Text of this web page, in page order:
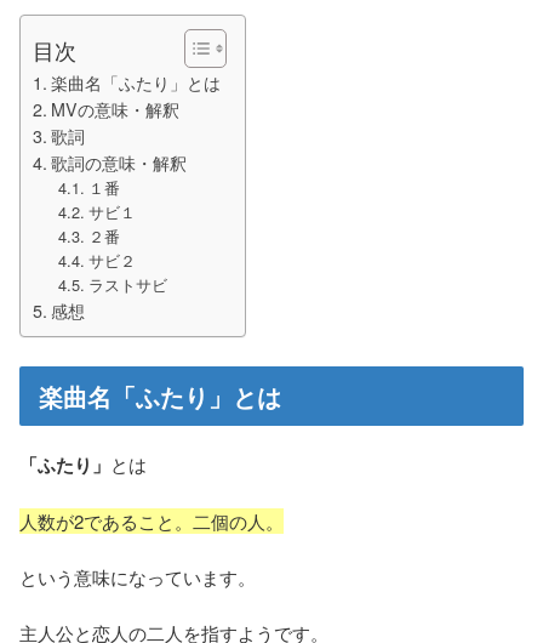
目次
楽曲名「ふたり」とは
MVの意味・解釈
歌詞
歌詞の意味・解釈
１番
サビ１
２番
サビ２
ラストサビ
感想
楽曲名「ふたり」とは
「ふたり」 とは
人数が2であること。二個の人。
という意味になっています。
主人公と恋人の二人を指すようです。